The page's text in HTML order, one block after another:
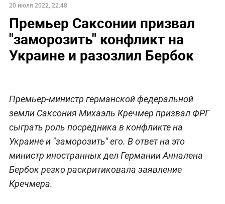
20 июля 2022, 22:48
Премьер Саксонии призвал
"заморозить" конфликт на
Украине и разозлил Бербок
Премьер-министр германской федеральной
земли Саксония Михаэль Кречмер призвал ФРГ
сыграть роль посредника в конфликте на
Украине и "заморозить" его. В ответ на это
министр иностранных дел Германии Анналена
Бербок резко раскритиковала заявление
Кречмера.